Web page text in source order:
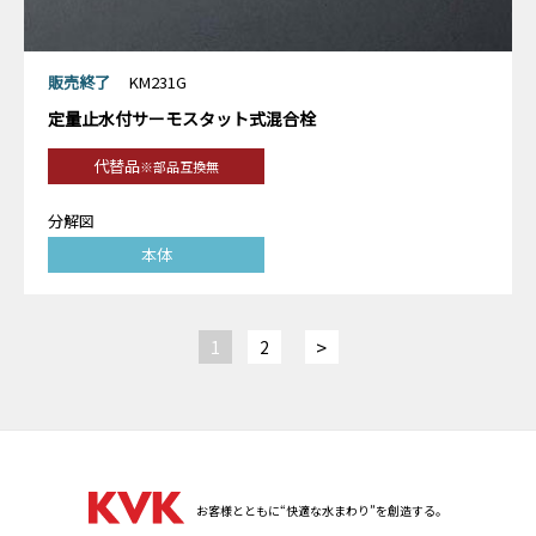
販売終了 KM231G
定量止水付サーモスタット式混合栓
代替品※部品互換無
分解図
本体
1 2 >
お客様とともに“快適な水まわり”を創造する。